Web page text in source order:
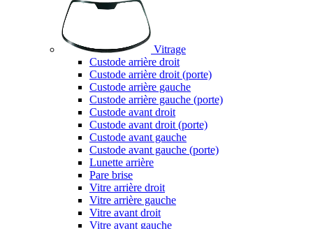
Vitrage
Custode arrière droit
Custode arrière droit (porte)
Custode arrière gauche
Custode arrière gauche (porte)
Custode avant droit
Custode avant droit (porte)
Custode avant gauche
Custode avant gauche (porte)
Lunette arrière
Pare brise
Vitre arrière droit
Vitre arrière gauche
Vitre avant droit
Vitre avant gauche